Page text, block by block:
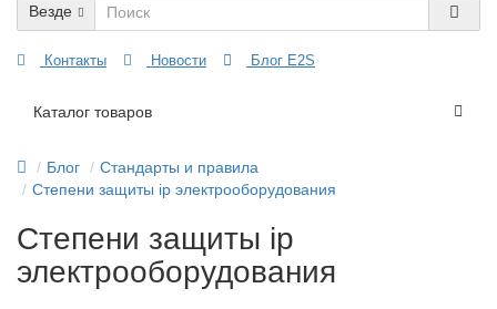
Везде
Контакты Новости Блог E2S
Каталог товаров
Блог
Стандарты и правила
Степени защиты ip электрооборудования
Степени защиты ip
электрооборудования